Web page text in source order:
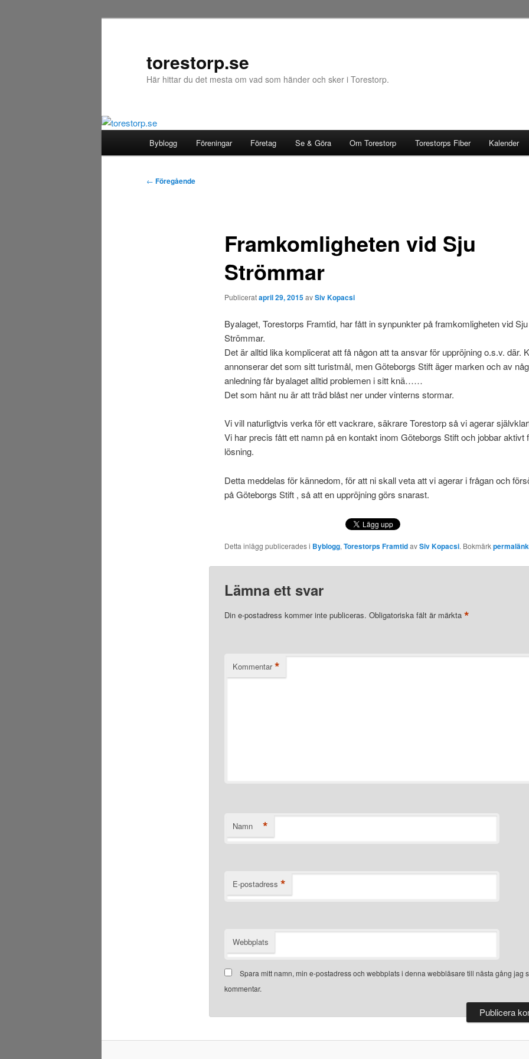
torestorp.se
Här hittar du det mesta om vad som händer och sker i Torestorp.
Byblogg Föreningar Företag Se & Göra Om Torestorp Torestorps Fiber Kalender
Inläggsnavigering
← Föregående
Framkomligheten vid Sju
Strömmar
Publiceratapril 29, 2015avSiv Kopacsi
Byalaget, Torestorps Framtid, har fått in synpunkter på framkomligheten vid Sju
Strömmar.
Det är alltid lika komplicerat att få någon att ta ansvar för uppröjning o.s.v. där.
annonserar det som sitt turistmål, men Göteborgs Stift äger marken och av
anledning får byalaget alltid problemen i sitt knä……
Det som hänt nu är att träd blåst ner under vinterns stormar.
Vi vill naturligtvis verka för ett vackrare, säkrare Torestorp så vi agerar
Vi har precis fått ett namn på en kontakt inom Göteborgs Stift och jobbar aktivt
lösning.
Detta meddelas för kännedom, för att ni skall veta att vi agerar i frågan och
på Göteborgs Stift , så att en uppröjning görs snarast.
Detta inlägg publicerades i Byblogg, Torestorps FramtidavSiv Kopacsi. Bokmärk
Lämna ett svar
Din e-postadress kommer inte publiceras. Obligatoriska fält är märkta *
Kommentar *
Namn *
E-postadress *
Webbplats
Spara mitt namn, min e-postadress och webbplats i denna webbläsare till nästa gång jag
kommentar.